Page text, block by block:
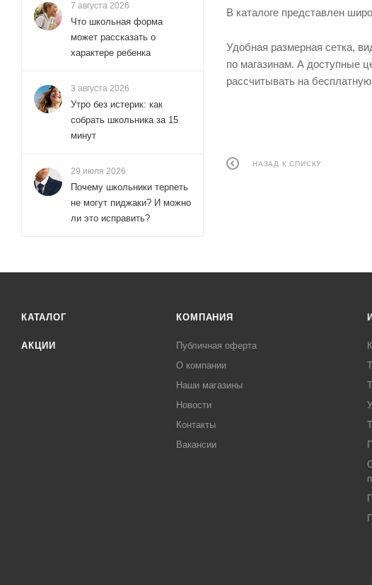
В каталоге представлен
Удобная размерная сетка,
по магазинам. А доступные
рассчитывать на
НАЗАД К СПИСКУ
7 августа 2026
Что школьная форма
может рассказать о
характере ребенка
3 августа 2026
Утро без истерик: как
собрать школьника за 15
минут
29 июля 2026
Почему школьники терпеть
не могут пиджаки? И можно
ли это исправить?
КАТАЛОГ
АКЦИИ
КОМПАНИЯ
Публичная оферта
О компании
Наши магазины
Новости
Контакты
Вакансии